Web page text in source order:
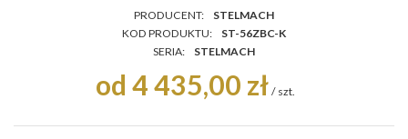
PRODUCENT:
STELMACH
KOD PRODUKTU:
ST-56ZBC-K
SERIA:
STELMACH
od 4 435,00 zł / szt.